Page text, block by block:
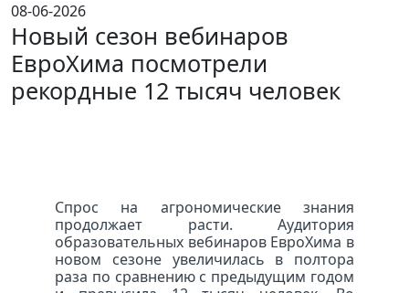
08-06-2026
Новый сезон вебинаров
ЕвроХима посмотрели
рекордные 12 тысяч человек
Спрос на агрономические знания
продолжает расти. Аудитория
образовательных вебинаров ЕвроХима в
новом сезоне увеличилась в полтора
раза по сравнению с предыдущим годом